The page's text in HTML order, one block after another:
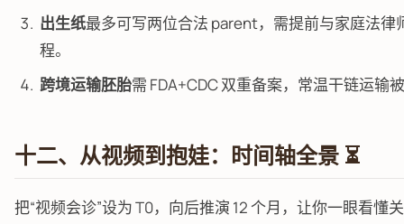
出生纸最多可写两位合法 parent，需提前与家庭法律
程。
跨境运输胚胎需 FDA+CDC 双重备案，常温干链运输
十二、从视频到抱娃：时间轴全景 ⏳
把“视频会诊”设为 T0，向后推演 12 个月，让你一眼看懂